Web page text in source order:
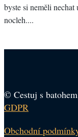
byste si neměli
nocleh....
© Cestuj s batohem
GDPR
Obchodní